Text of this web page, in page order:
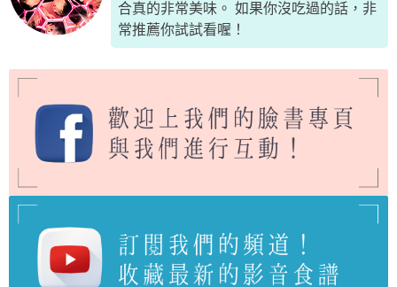
合真的非常美味。 如果你沒吃過的話，非
常推薦你試試看喔！